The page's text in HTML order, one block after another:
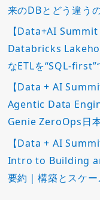
来のDBとどう違う
【Data+AI Summit
Databricks
なETLを“SQL-
【Data + AI
Agentic Data
Genie ZeroOps日
【Data + AI
Intro to Building
要約｜構築とスケ